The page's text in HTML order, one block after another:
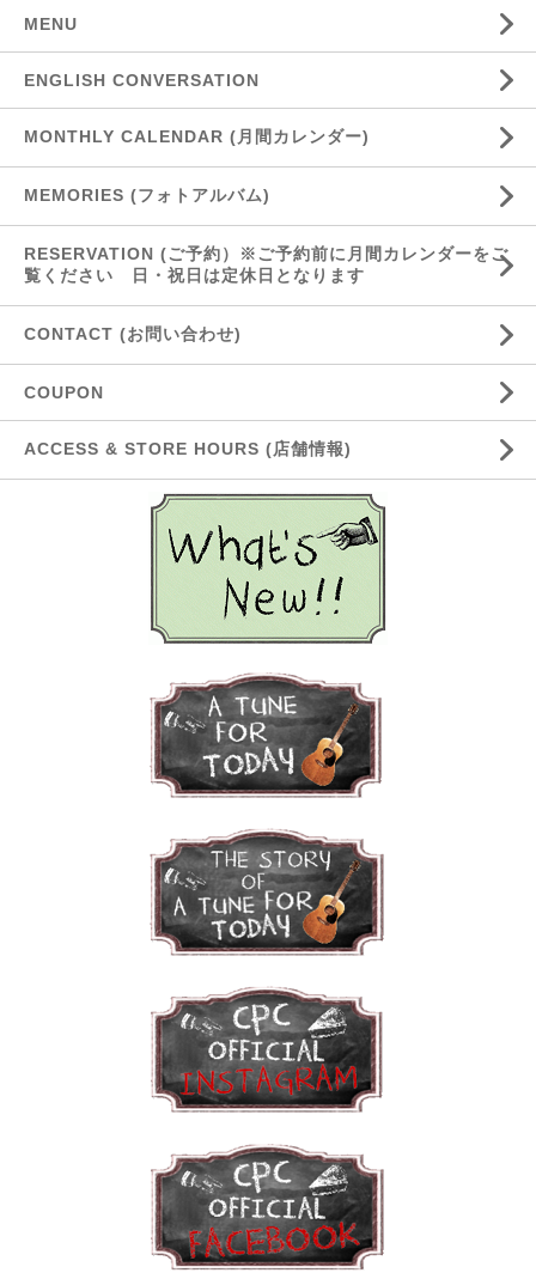
MENU
ENGLISH CONVERSATION
MONTHLY CALENDAR (月間カレンダー)
MEMORIES (フォトアルバム)
RESERVATION (ご予約）※ご予約前に月間カレンダーをご
覧ください 日・祝日は定休日となります
CONTACT (お問い合わせ)
COUPON
ACCESS & STORE HOURS (店舗情報)